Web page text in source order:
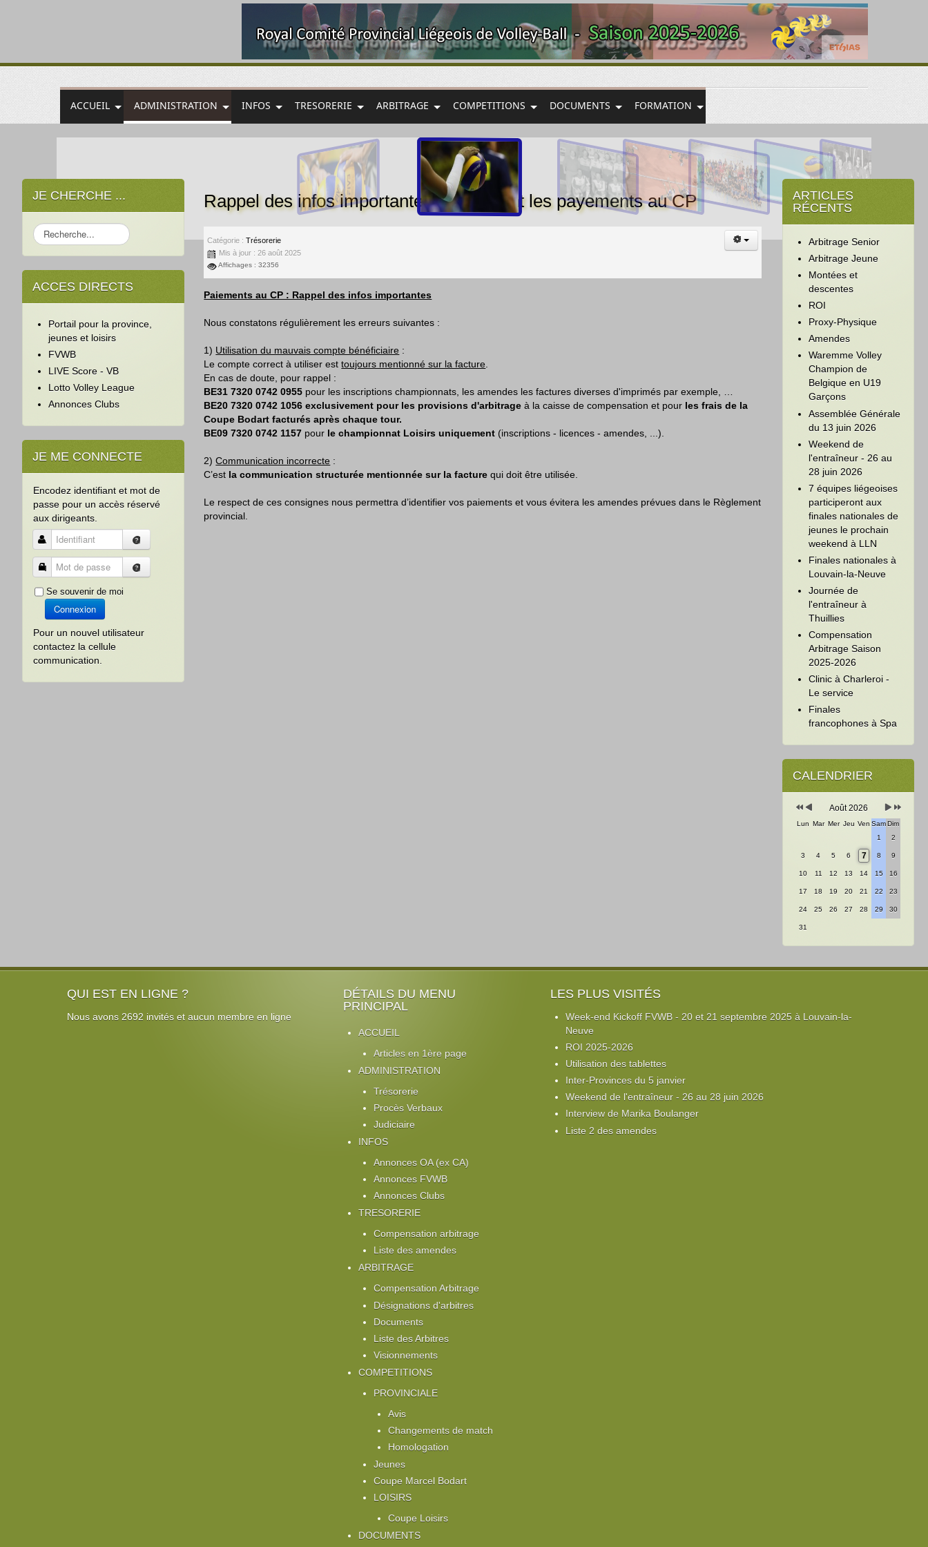
ACCUEIL ADMINISTRATION INFOS TRESORERIE ARBITRAGE COMPETITIONS DOCUMENTS FORMATION
Rappel des infos importantes concernant les payements au CP
Catégorie :Trésorerie
Mis à jour : 26 août 2025
Affichages : 32356
Paiements au CP : Rappel des infos importantes
Nous constatons régulièrement les erreurs suivantes :
1) Utilisation du mauvais compte bénéficiaire :
Le compte correct à utiliser esttoujours mentionné sur la facture
En cas de doute, pour rappel :
BE317320 0742 0955 pour les inscriptions championnats, les amendes les factures diverses d'imprimés par exemple, …
BE207320 0742 1056 exclusivement pour les provisions d'arbitrage à la caisse de compensation et pour les frais de la
Coupe Bodart facturés après chaque tour.
BE097320 0742 1157 pour le championnat Loisirs uniquement (inscriptions - licences - amendes, ...).
2)Communication incorrecte :
C’est la communication structurée mentionnée sur la facture qui doit être utilisée.
Le respect de ces consignes nous permettra d’identifier vos paiements et vous évitera les amendes prévues dans le Règlement
provincial.
JE CHERCHE ...
Rechercher
ACCES DIRECTS
Portail pour la province,
jeunes et loisirs
FVWB
LIVE Score - VB
Lotto Volley League
Annonces Clubs
JE ME CONNECTE
Encodez identifiant et mot de
passe pour un accès réservé
aux dirigeants.
Identifiant
Mot de passe
Se souvenir de moi
Connexion
Pour un nouvel utilisateur
contactez la cellule
communication.
ARTICLES
RÉCENTS
Arbitrage Senior
Arbitrage Jeune
Montées et
descentes
ROI
Proxy-Physique
Amendes
Waremme Volley
Champion de
Belgique en U19
Garçons
Assemblée Générale
du 13 juin 2026
Weekend de
l'entraîneur - 26 au
28 juin 2026
7 équipes liégeoises
participeront aux
finales nationales de
jeunes le prochain
weekend à LLN
Finales nationales à
Louvain-la-Neuve
Journée de
l'entraîneur à
Thuillies
Compensation
Arbitrage Saison
2025-2026
Clinic à Charleroi -
Le service
Finales
francophones à Spa
CALENDRIER
Année
précédente
Mois
précédent
Année
Mois
Août 2026
Lun Mar Mer Jeu Ven SamDim
1
2
3 4 5 6 7 8 9
10 11 12 13 14 15 16
17 18 19 20 21 22 23
24 25 26 27 28 29 30
31
QUI EST EN LIGNE ?
Nous avons 2692 invités et aucun membre en ligne
DÉTAILS DU MENU
PRINCIPAL
ACCUEIL
Articles en 1ère page
ADMINISTRATION
Trésorerie
Procès Verbaux
Judiciaire
INFOS
Annonces OA (ex CA)
Annonces FVWB
Annonces Clubs
TRESORERIE
Compensation arbitrage
Liste des amendes
ARBITRAGE
Compensation Arbitrage
Désignations d'arbitres
Documents
Liste des Arbitres
Visionnements
COMPETITIONS
PROVINCIALE
Avis
Changements de match
Homologation
Jeunes
Coupe Marcel Bodart
LOISIRS
Coupe Loisirs
DOCUMENTS
LES PLUS VISITÉS
Week-end Kickoff FVWB - 20 et 21 septembre 2025 à Louvain-la-
Neuve
ROI 2025-2026
Utilisation des tablettes
Inter-Provinces du 5 janvier
Weekend de l'entraîneur - 26 au 28 juin 2026
Interview de Marika Boulanger
Liste 2 des amendes